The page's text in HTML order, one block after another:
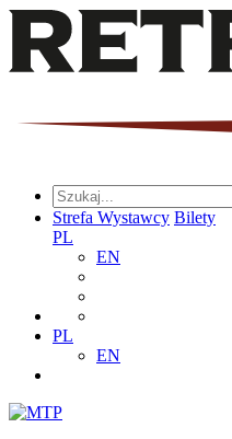
Strefa Wystawcy Bilety
PL
EN
PL
EN